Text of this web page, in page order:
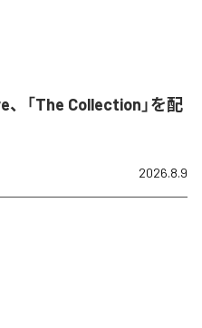
「The Collection」を配
2026.8.9